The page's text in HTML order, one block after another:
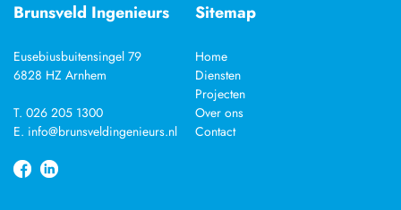
Brunsveld Ingenieurs
Eusebiusbuitensingel 79
6828 HZ Arnhem
T. 026 205 1300
E. info@brunsveldingenieurs.nl
Sitemap
Home
Diensten
Projecten
Over ons
Contact